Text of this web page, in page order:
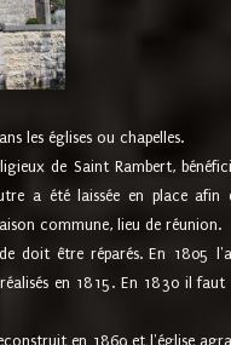
les églises ou chapelles.
de Saint Rambert,
a été laissée en place
commune, lieu de réunion.
doit être réparés. En 1805
en 1815. En 1830 il
en 1869 et l'église